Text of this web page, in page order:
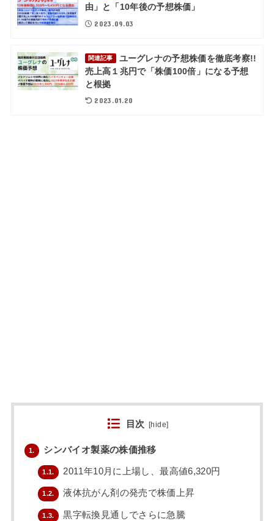
由」と「10年後の予想株価」
2023.09.03
関連記事
ユーグレナの予想株価を徹底考察!!
売上高１兆円で「株価100倍」になる予想
と根拠
2023.01.20
目次 [hide]
1. シンバイオ製薬の株価推移
1.1. 2011年10月に上場し、最高値6,320円
1.2. 液体抗がん剤の発売で株価上昇
1.3. 黒字転換見通しでさらに急騰